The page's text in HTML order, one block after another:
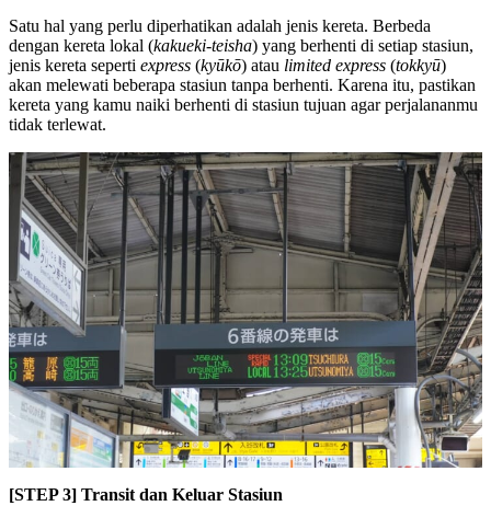
Satu hal yang perlu diperhatikan adalah jenis kereta. Berbeda
dengan kereta lokal (kakueki-teisha) yang berhenti di setiap stasiun,
jenis kereta seperti express (kyūkō) atau limited express (tokkyū)
akan melewati beberapa stasiun tanpa berhenti. Karena itu, pastikan
kereta yang kamu naiki berhenti di stasiun tujuan agar perjalananmu
tidak terlewat.
[STEP 3] Transit dan Keluar Stasiun